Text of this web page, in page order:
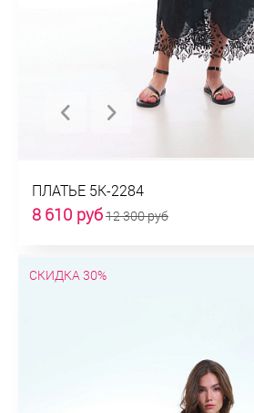
ПЛАТЬЕ 5К-2284
8 610 руб12 300 руб
СКИДКА 30%